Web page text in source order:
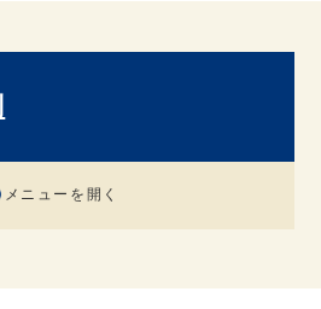
メニューを開く